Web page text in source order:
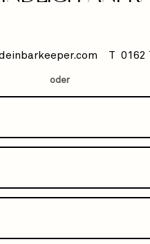
T 0162
oder